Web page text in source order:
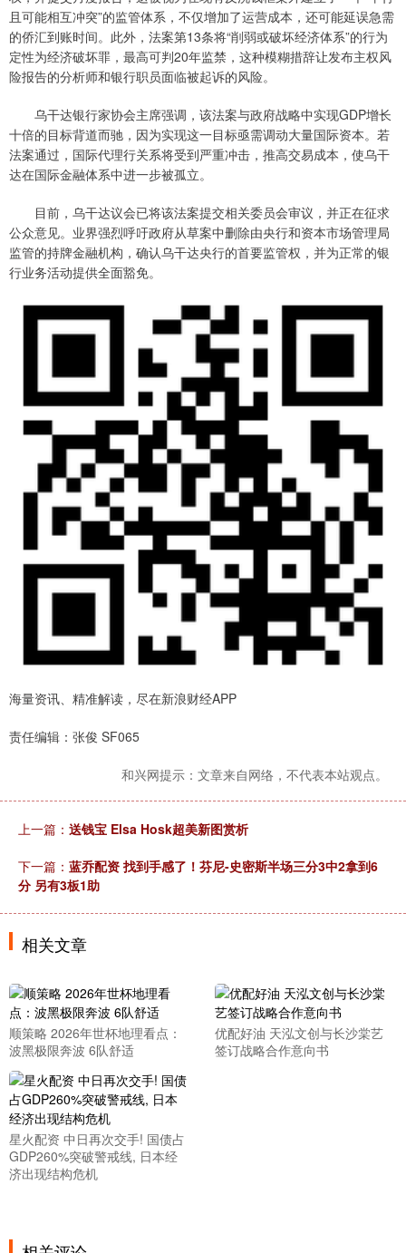
且可能相互冲突”的监管体系，不仅增加了运营成本，还可能延误急需
的侨汇到账时间。此外，法案第13条将“削弱或破坏经济体系”的行为
定性为经济破坏罪，最高可判20年监禁，这种模糊措辞让发布主权风
险报告的分析师和银行职员面临被起诉的风险。
乌干达银行家协会主席强调，该法案与政府战略中实现GDP增长
十倍的目标背道而驰，因为实现这一目标亟需调动大量国际资本。若
法案通过，国际代理行关系将受到严重冲击，推高交易成本，使乌干
达在国际金融体系中进一步被孤立。
目前，乌干达议会已将该法案提交相关委员会审议，并正在征求
公众意见。业界强烈呼吁政府从草案中删除由央行和资本市场管理局
监管的持牌金融机构，确认乌干达央行的首要监管权，并为正常的银
行业务活动提供全面豁免。
海量资讯、精准解读，尽在新浪财经APP
责任编辑：张俊 SF065
和兴网提示：文章来自网络，不代表本站观点。
上一篇： 送钱宝 Elsa Hosk超美新图赏析
下一篇： 蓝乔配资 找到手感了！芬尼-史密斯半场三分3中2拿到6
分 另有3板1助
相关文章
顺策略 2026年世杯地理看点：
波黑极限奔波 6队舒适
优配好油 天泓文创与长沙棠艺
签订战略合作意向书
星火配资 中日再次交手! 国债占
GDP260%突破警戒线, 日本经
济出现结构危机